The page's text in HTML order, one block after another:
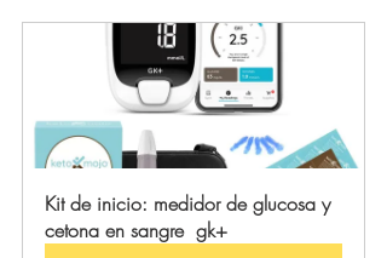
Kit de inicio: medidor de glucosa y
cetona en sangre  gk+